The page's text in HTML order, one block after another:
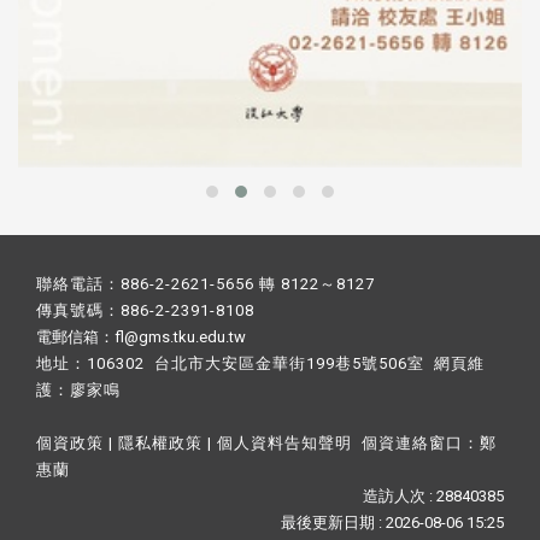
聯絡電話：886-2-2621-5656 轉 8122～8127
傳真號碼：886-2-2391-8108
電郵信箱：fl@gms.tku.edu.tw
地址：106302 台北市大安區金華街199巷5號506室 網頁維
護： 廖家鳴​
個資政策 | 隱私權政策 | 個人資料告知聲明 個資連絡窗口： 鄭
惠蘭
造訪人次 : 28840385
最後更新日期 :2026-08-06 15:25